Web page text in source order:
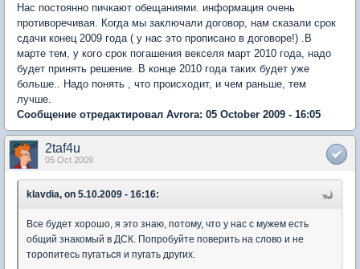
Нас постоянно пичкают обещаниями. информация очень
противоречивая. Когда мы заключали договор, нам сказали срок
сдачи конец 2009 года ( у нас это прописано в договоре!) .В
марте тем, у кого срок погашения векселя март 2010 года, надо
будет принять решение. В конце 2010 года таких будет уже
больше.. Надо понять , что происходит, и чем раньше, тем
лучше.
Сообщение отредактировал Avrora: 05 October 2009 - 16:05
2taf4u
05 Oct 2009
klavdia, on 5.10.2009 - 16:16:
Все будет хорошо, я это знаю, потому, что у нас с мужем есть
общий знакомый в ДСК. Попробуйте поверить на слово и не
торопитесь пугаться и пугать других.